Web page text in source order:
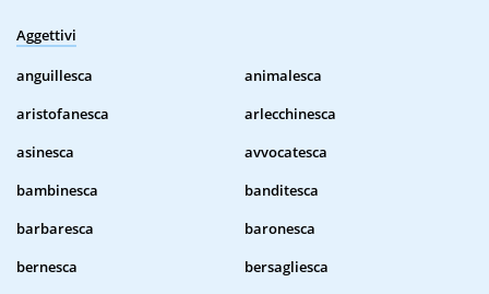
Aggettivi
anguillesca
animalesca
aristofanesca
arlecchinesca
asinesca
avvocatesca
bambinesca
banditesca
barbaresca
baronesca
bernesca
bersagliesca